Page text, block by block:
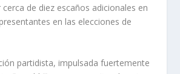
de diez escaños adicionales en
en las elecciones de
partidista, impulsada fuertemente